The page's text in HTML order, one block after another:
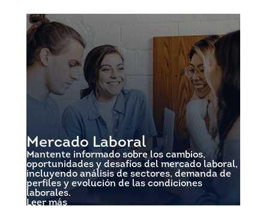
Mercado Laboral
Mantente informado sobre los cambios,
oportunidades y desafíos del mercado laboral,
incluyendo análisis de sectores, demanda de
perfiles y evolución de las condiciones
laborales.
Leer más